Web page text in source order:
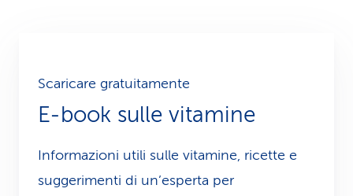
Scaricare gratuitamente
E-book sulle vitamine
Informazioni utili sulle vitamine, ricette e
suggerimenti di un’esperta per